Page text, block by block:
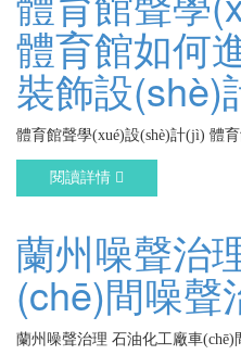
體育館如何
裝飾設(shè)
體育館聲學(xué)設(shè)計(jì) 體
閱讀詳情
蘭州噪聲治
(chē)間噪聲
蘭州噪聲治理 石油化工廠車(chē)